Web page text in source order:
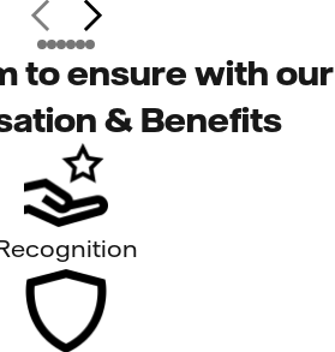
to ensure with our
& Benefits